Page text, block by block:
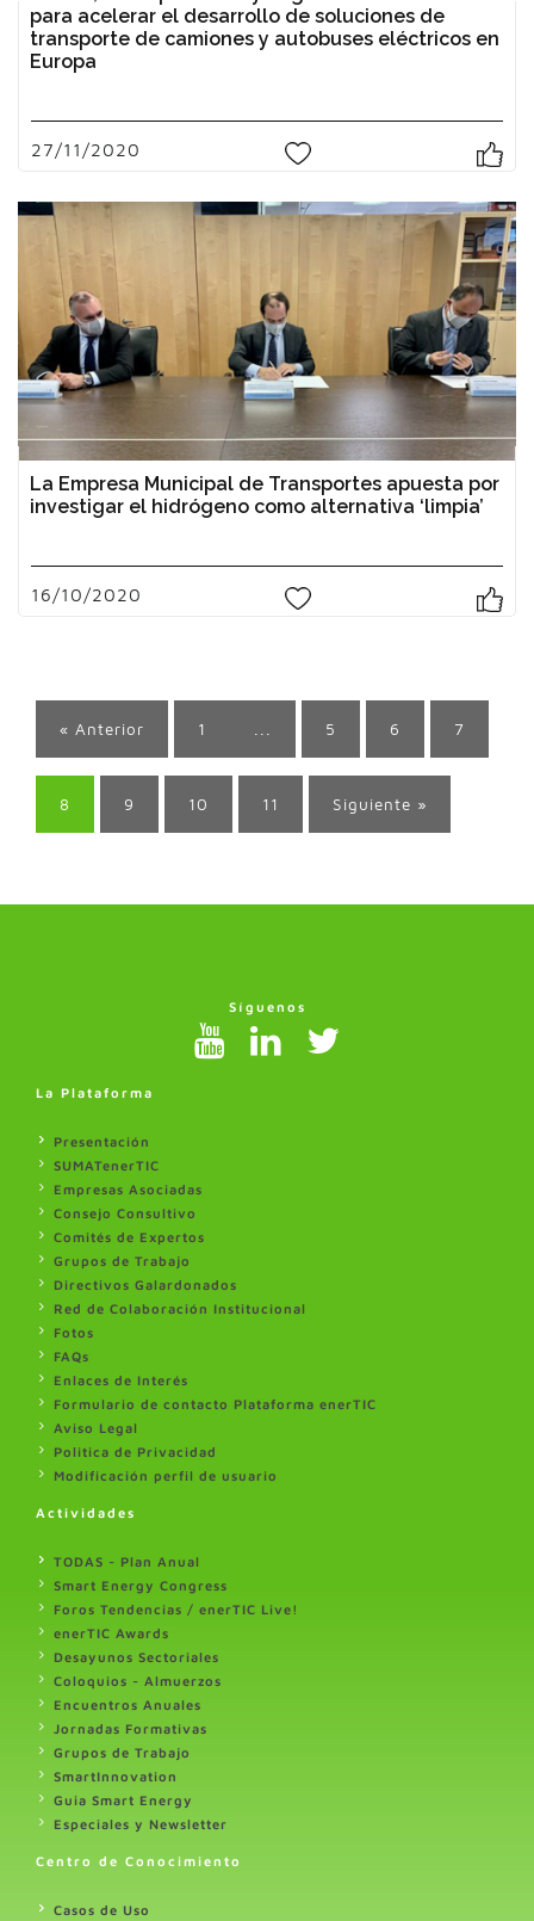
para acelerar el desarrollo de soluciones de
transporte de camiones y autobuses eléctricos en
Europa
27/11/2020
La Empresa Municipal de Transportes apuesta por
investigar el hidrógeno como alternativa ‘limpia’
16/10/2020
« Anterior 1 5 6 7
8 9 10 11 Siguiente »
Síguenos
La Plataforma
Presentación
SUMATenerTIC
Empresas Asociadas
Consejo Consultivo
Comités de Expertos
Grupos de Trabajo
Directivos Galardonados
Red de Colaboración Institucional
Fotos
FAQs
Enlaces de Interés
Formulario de contacto Plataforma enerTIC
Aviso Legal
Politica de Privacidad
Modificación perfil de usuario
Actividades
TODAS - Plan Anual
Smart Energy Congress
Foros Tendencias / enerTIC Live!
enerTIC Awards
Desayunos Sectoriales
Coloquios - Almuerzos
Encuentros Anuales
Jornadas Formativas
Grupos de Trabajo
SmartInnovation
Guia Smart Energy
Especiales y Newsletter
Centro de Conocimiento
Casos de Uso